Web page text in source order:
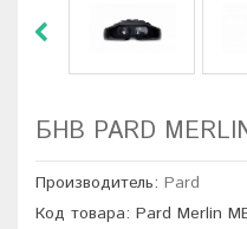
БНВ PARD
Производитель: Pard
Код товара: Pard Merlin